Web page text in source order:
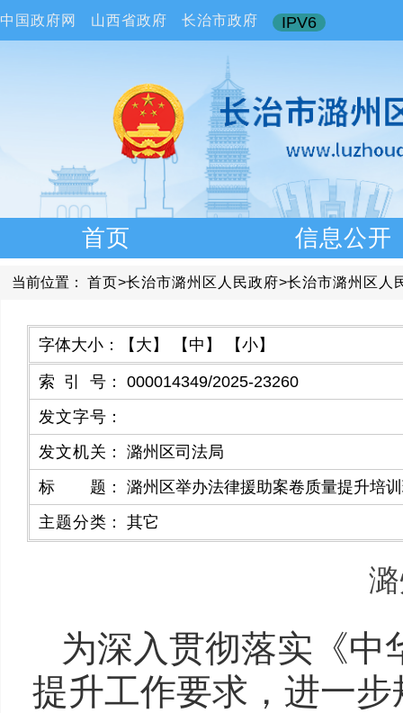
中国政府网 山西省政府 长治市政府 IPV6
首页 信息公开
当前位置： 首页>长治市潞州区人民政府>长治市潞州区人
字体大小： 【大】 【中】 【小】
索引号 ：
000014349/2025-23260
发文字号 ：
发文机关 ：
潞州区司法局
标题 ：
潞州区举办法律援助案卷质量提升培
主题分类 ： 其它
为深入贯彻落实《中
提升工作要求，进一